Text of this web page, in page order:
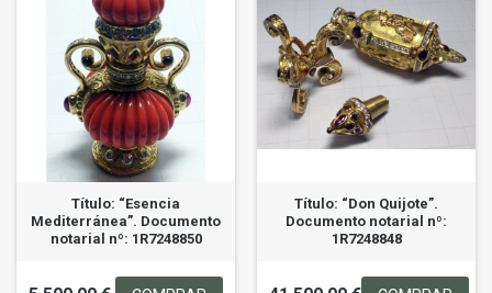
Título: “Esencia
Mediterránea”. Documento
notarial nº: 1R7248850
Título: “Don Quijote”.
Documento notarial nº:
1R7248848